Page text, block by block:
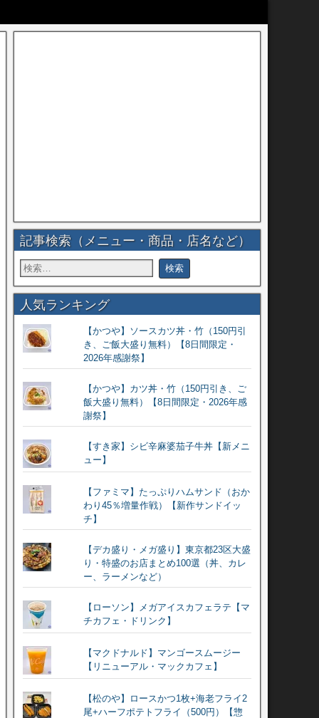
記事検索（メニュー・商品・店名など）
人気ランキング
【かつや】ソースカツ丼・竹（150円引
き、ご飯大盛り無料）【8日間限定・
2026年感謝祭】
【かつや】カツ丼・竹（150円引き、ご
飯大盛り無料）【8日間限定・2026年感
謝祭】
【すき家】シビ辛麻婆茄子牛丼【新メニ
ュー】
【ファミマ】たっぷりハムサンド（おか
わり45％増量作戦）【新作サンドイッ
チ】
【デカ盛り・メガ盛り】東京都23区大盛
り・特盛のお店まとめ100選（丼、カレ
ー、ラーメンなど）
【ローソン】メガアイスカフェラテ【マ
チカフェ・ドリンク】
【マクドナルド】マンゴースムージー
【リニューアル・マックカフェ】
【松のや】ロースかつ1枚+海老フライ2
尾+ハーフポテトフライ（500円）【惣